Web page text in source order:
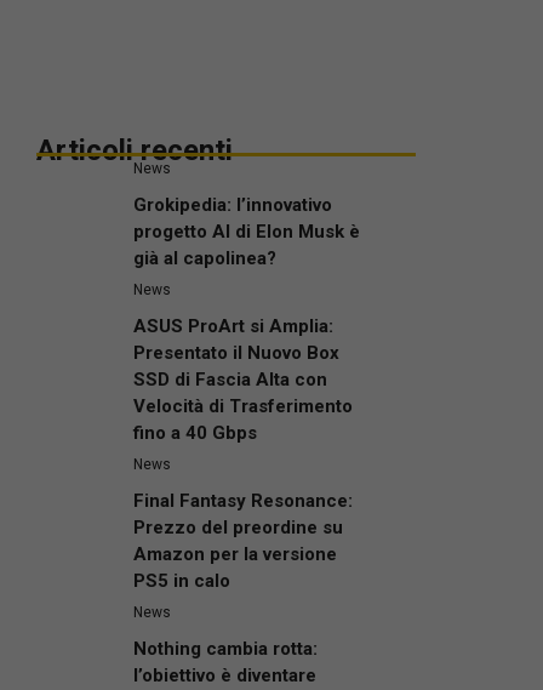
Articoli recenti
News
Grokipedia: l’innovativo
progetto AI di Elon Musk è
già al capolinea?
News
ASUS ProArt si Amplia:
Presentato il Nuovo Box
SSD di Fascia Alta con
Velocità di Trasferimento
fino a 40 Gbps
News
Final Fantasy Resonance:
Prezzo del preordine su
Amazon per la versione
PS5 in calo
News
Nothing cambia rotta:
l’obiettivo è diventare